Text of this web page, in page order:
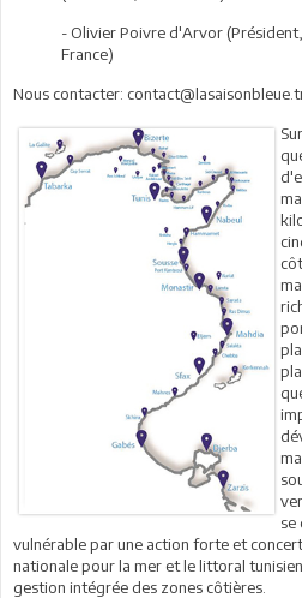
- Olivier Poivre d'Arvor
France)
Nous contacter:
se
vulnérable par une action forte et
nationale pour la mer et le littoral
gestion intégrée des zones côtières.